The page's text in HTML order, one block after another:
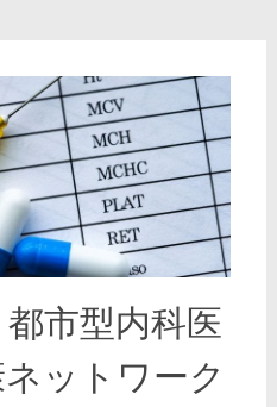
市型内科医
ットワーク